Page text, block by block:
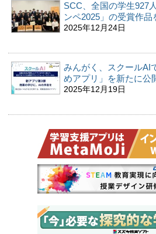
SCC、全国の学生927
ンペ2025」の受賞作品
2025年12月24日
みんがく、スクールAI
めアプリ」を新たに公
2025年12月19日